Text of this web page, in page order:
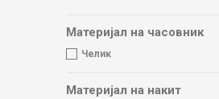
Материјал на часовник
Челик
Материјал на накит